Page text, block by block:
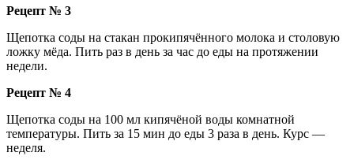
Рецепт № 3
Щепотка соды на стакан прокипячённого молока и столовую
ложку мёда. Пить раз в день за час до еды на протяжении
недели.
Рецепт № 4
Щепотка соды на 100 мл кипячёной воды комнатной
температуры. Пить за 15 мин до еды 3 раза в день. Курс —
неделя.